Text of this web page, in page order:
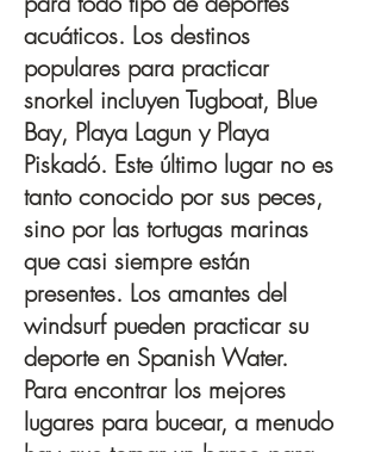
acuáticos. Los destinos
populares para practicar
snorkel incluyen Tugboat, Blue
Bay, Playa Lagun y Playa
Piskadó. Este último lugar no es
tanto conocido por sus peces,
sino por las tortugas marinas
que casi siempre están
presentes. Los amantes del
windsurf pueden practicar su
deporte en Spanish Water.
Para encontrar los mejores
lugares para bucear, a menudo